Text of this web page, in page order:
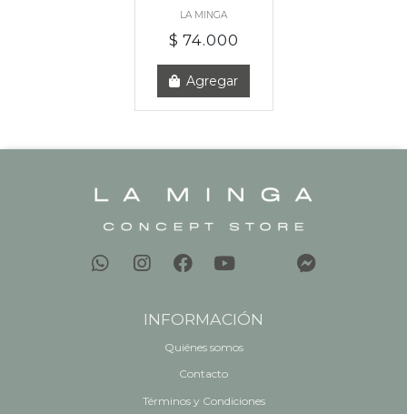
LA MINGA
$ 74.000
Agregar
INFORMACIÓN
Quiénes somos
Contacto
Términos y Condiciones